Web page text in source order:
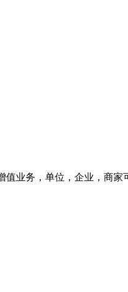
业务，单位，企业，商家